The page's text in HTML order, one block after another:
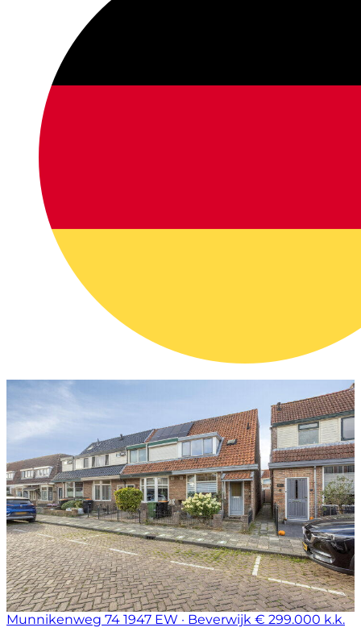
Munnikenweg 74 1947 EW · Beverwijk € 299.000 k.k.